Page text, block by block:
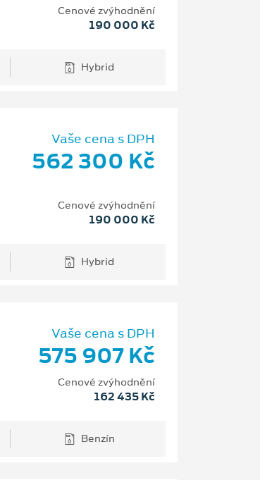
Cenové zvýhodnění
190 000 Kč
Hybrid
Vaše cena s DPH
562 300 Kč
Cenové zvýhodnění
190 000 Kč
Hybrid
Vaše cena s DPH
575 907 Kč
Cenové zvýhodnění
162 435 Kč
Benzín